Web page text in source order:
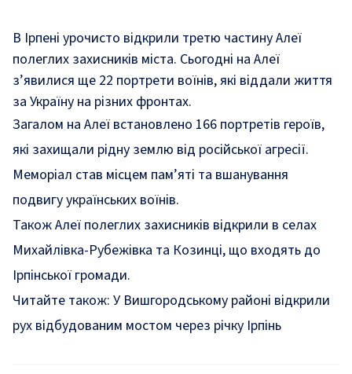
В Ірпені урочисто відкрили третю частину Алеї
полеглих захисників міста. Сьогодні на Алеї
з’явилися ще 22 портрети воїнів, які віддали життя
за Україну на різних фронтах.
Загалом на Алеї встановлено 166 портретів героїв,
які захищали рідну землю від російської агресії.
Меморіал став місцем пам’яті та вшанування
подвигу українських воїнів.
Також Алеї полеглих захисників відкрили в селах
Михайлівка-Рубежівка та Козинці, що входять до
Ірпінської громади.
Читайте також: У Вишгородському районі відкрили
рух відбудованим мостом через річку Ірпінь